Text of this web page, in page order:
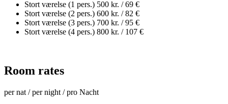
Stort værelse (1 pers.) 500 kr. / 69 €
Stort værelse (2 pers.) 600 kr. / 82 €
Stort værelse (3 pers.) 700 kr. / 95 €
Stort værelse (4 pers.) 800 kr. / 107 €
Room rates
per nat / per night / pro Nacht